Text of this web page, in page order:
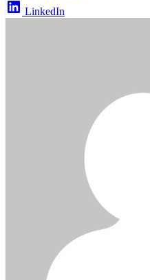
LinkedIn